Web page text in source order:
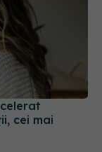
cei mai